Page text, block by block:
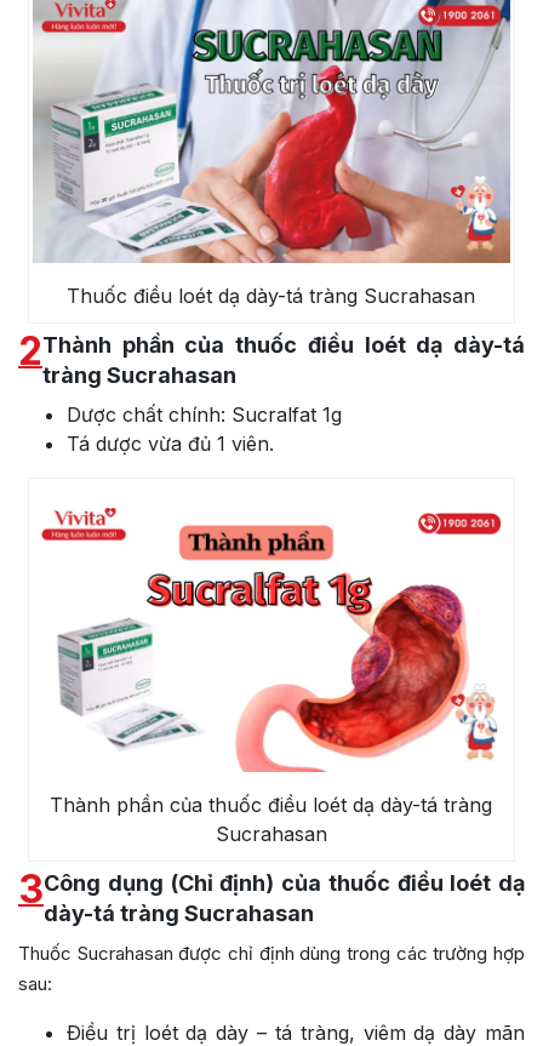
Thuốc điều loét dạ dày-tá tràng Sucrahasan
2Thành phần của thuốc điều loét dạ dày-tá
tràng Sucrahasan
Dược chất chính: Sucralfat 1g
Tá dược vừa đủ 1 viên.
Thành phần của thuốc điều loét dạ dày-tá tràng
Sucrahasan
3Công dụng (Chỉ định) của thuốc điều loét dạ
dày-tá tràng Sucrahasan
Thuốc Sucrahasan được chỉ định dùng trong các trường hợp
sau:
Ðiều trị loét dạ dày – tá tràng, viêm dạ dày mãn